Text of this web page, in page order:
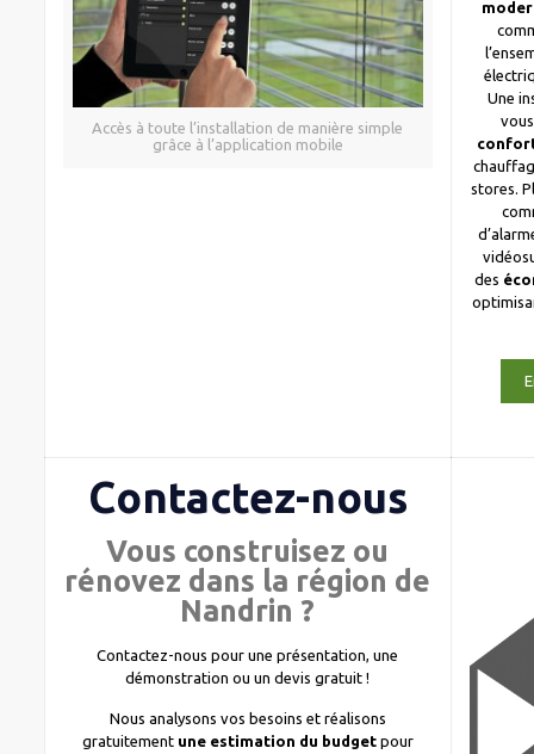
Accès à toute l’installation de manière simple
grâce à l’application mobile
Une
stores.
des
Contactez-nous
Vous construisez ou
rénovez dans la région de
Nandrin ?
Contactez-nous pour une présentation, une
démonstration ou un devis gratuit !
Nous analysons vos besoins et réalisons
gratuitement une estimation du budgetpour